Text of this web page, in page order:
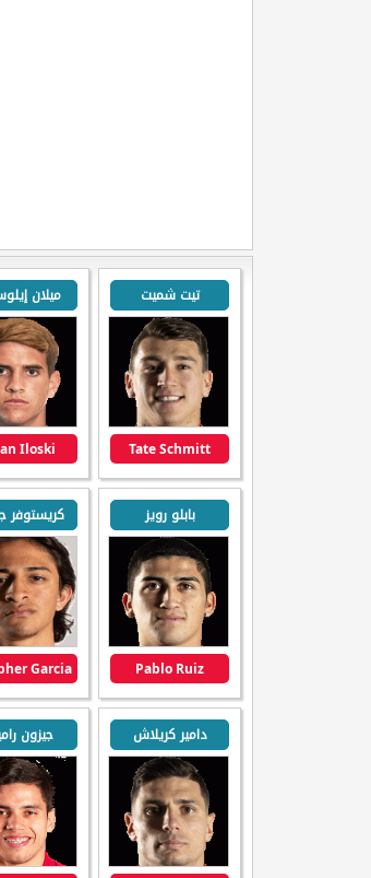
تيت شميت
Tate Schmitt
ميلان
Iloski
بابلو رويز
Pablo Ruiz
كريستوفر
دامير كريلاش جيزون